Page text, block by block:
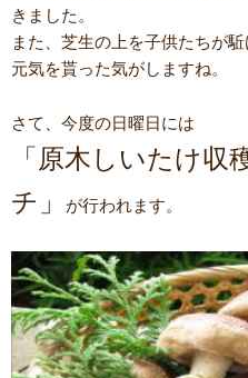
きました。
また、芝生の上を子供たちが
元気を貰った気がしますね。
さて、今度の日曜日には
「原木しいたけ収
チ」
が行われます。